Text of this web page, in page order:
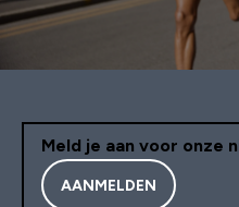
Meld je aan voor onze
AANMELDEN